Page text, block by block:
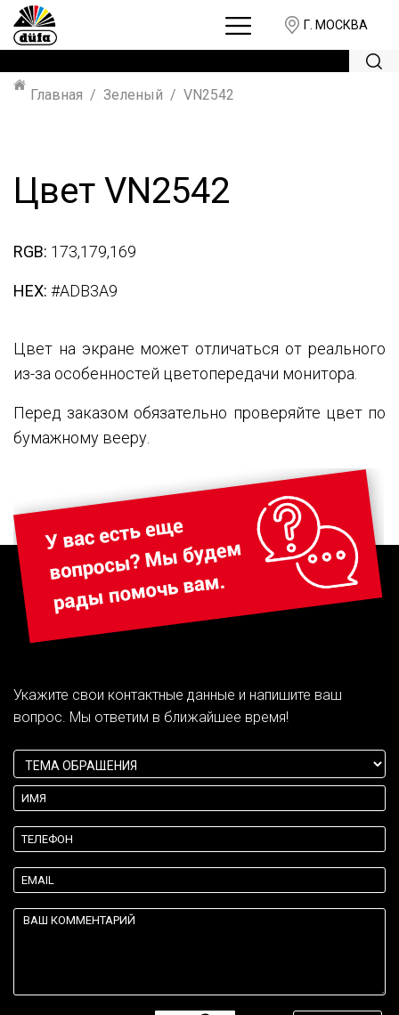
Г. МОСКВА
Главная Зеленый VN2542
Цвет VN2542
RGB: 173,179,169
HEX: #ADB3A9
Цвет на экране может отличаться от реального
из-за особенностей цветопередачи монитора.
Перед заказом обязательно проверяйте цвет по
бумажному вееру.
Укажите свои контактные данные и напишите ваш
вопрос. Мы ответим в ближайшее время!